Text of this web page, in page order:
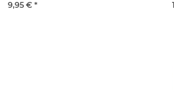
schwarz
9,95 € *